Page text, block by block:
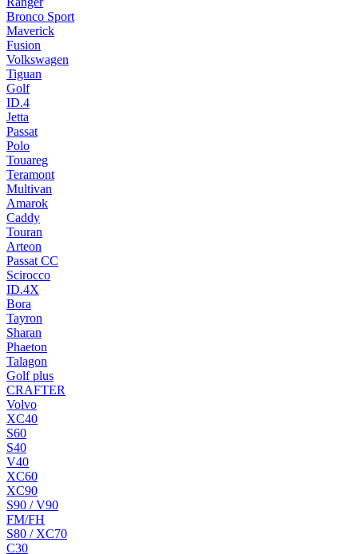
Bronco Sport
Maverick
Fusion
Volkswagen
Tiguan
Golf
ID.4
Jetta
Passat
Polo
Touareg
Teramont
Multivan
Amarok
Caddy
Touran
Arteon
Passat CC
Scirocco
ID.4X
Bora
Tayron
Sharan
Phaeton
Talagon
Golf plus
CRAFTER
Volvo
XC40
S60
S40
V40
XC60
XC90
S90 / V90
FM/FH
S80 / XC70
C30